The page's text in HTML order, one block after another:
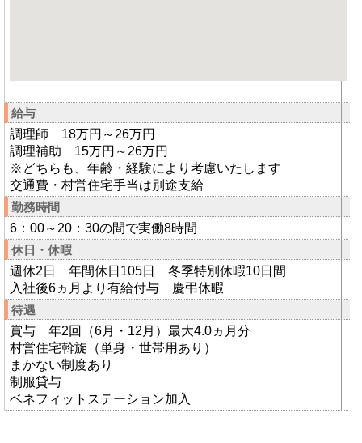
給与
調理師 18万円～26万円
調理補助 15万円～26万円
※どちらも、年齢・経験により考慮いたします
交通費・村営住宅手当は別途支給
勤務時間
6：00～20：30の間で実働8時間
休日・休暇
週休2日 年間休日105日 冬季特別休暇10日間
入社後6ヵ月より有給付与 慶弔休暇
待遇
賞与 年2回（6月・12月）最大4.0ヵ月分
村営住宅斡旋（単身・世帯用あり）
まかない制度あり
制服貸与
ベネフィットステーション加入